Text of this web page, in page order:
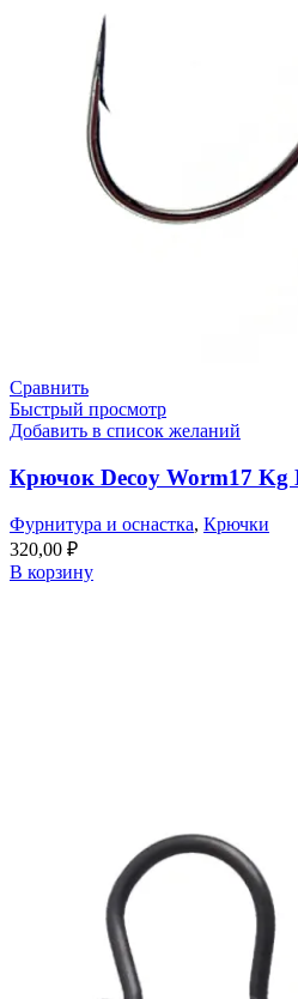
Сравнить
Быстрый просмотр
Добавить в список желаний
Крючок Decoy Worm17 Kg
Фурнитура и оснастка, Крючки
320,00 ₽
В корзину